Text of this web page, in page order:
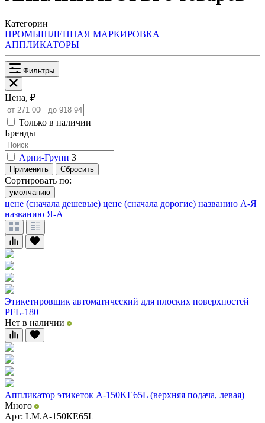
Категории
ПРОМЫШЛЕННАЯ МАРКИРОВКА
АППЛИКАТОРЫ
Фильтры
Цена, ₽
Только в наличии
Бренды
Арни-Групп 3
Применить Сбросить
Сортировать по:
умолчанию
цене (сначала дешевые) цене (сначала дорогие) названию А-Я
названию Я-А
Этикетировщик автоматический для плоских поверхностей
PFL-180
Нет в наличии
Аппликатор этикеток А-150KE65L (верхняя подача, левая)
Много
Арт: LM.А-150КЕ65L